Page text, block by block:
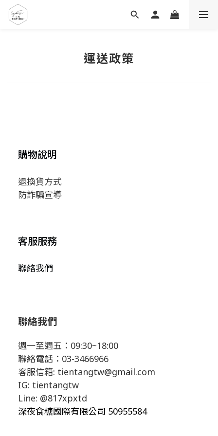
運送政策
購物說明
退換貨方式
防詐騙宣導
客服服務
聯絡我們
聯絡我們
週一至週五：09:30~18:00
聯絡電話：03-3466966
客服信箱: tientangtw@gmail.com
IG: tientangtw
Line: @817xpxtd
深夜食糖國際有限公司 50955584